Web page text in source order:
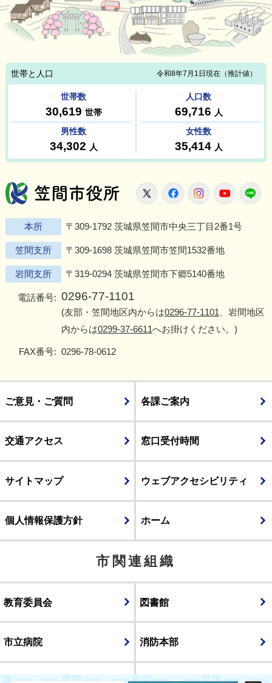
笠間市役所
X FacebookInstagram
本所 〒309-1792 茨城県笠間市中央三丁目2番1号
笠間支所 〒309-1698 茨城県笠間市笠間1532番地
岩間支所 〒319-0294 茨城県笠間市下郷5140番地
電話番号: 0296-77-1101
(友部・笠間地区内からは0296-77-1101 、岩間地区
内からは0299-37-6611へお掛けください。)
FAX番号: 0296-78-0612
ご意見・ご質問 各課ご案内
交通アクセス 窓口受付時間
サイトマップ ウェブアクセシビリティ
個人情報保護方針 ホーム
市関連組織
教育委員会 図書館
市立病院 消防本部